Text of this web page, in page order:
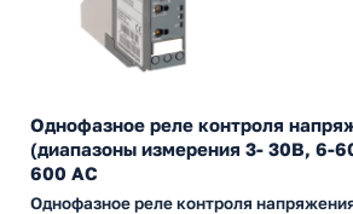
Однофазное реле контроля
(диапазоны измерения 3- 30В, 6-
600 AC
Однофазное реле контроля